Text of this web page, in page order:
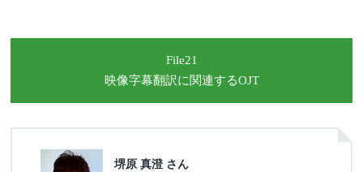
File21
映像字幕翻訳に関連するOJT
堺原 真澄 さん